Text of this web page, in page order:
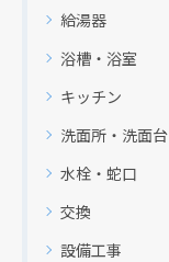
給湯器
浴槽・浴室
キッチン
洗面所・洗面台
水栓・蛇口
交換
設備工事